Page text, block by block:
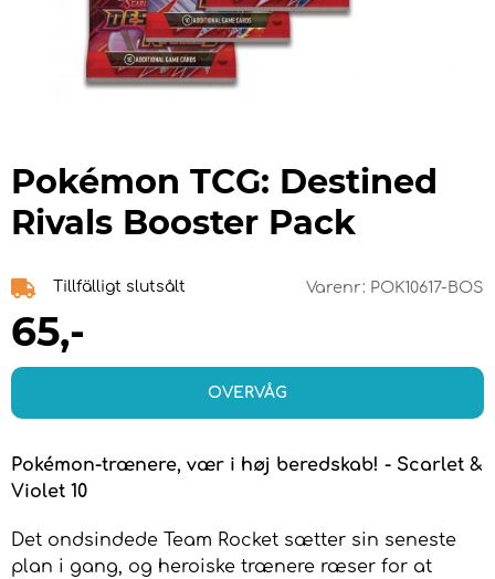
Pokémon TCG: Destined
Rivals Booster Pack
Tillfälligt slutsålt Varenr: POK10617-BOS
65,-
OVERVÅG
Pokémon-trænere, vær i høj beredskab! - Scarlet &
Violet 10
Det ondsindede Team Rocket sætter sin seneste
plan i gang, og heroiske trænere ræser for at